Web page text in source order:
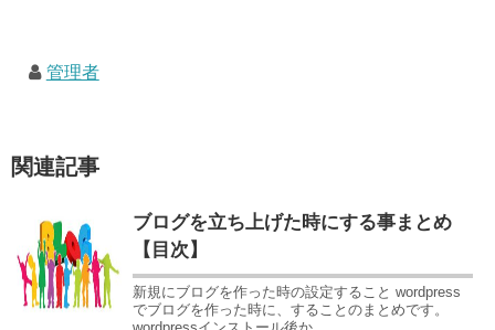
管理者
関連記事
ブログを立ち上げた時にする事まとめ
【目次】
新規にブログを作った時の設定すること wordpress
でブログを作った時に、することのまとめです。